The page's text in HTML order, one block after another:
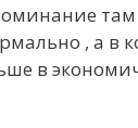
, а в
в